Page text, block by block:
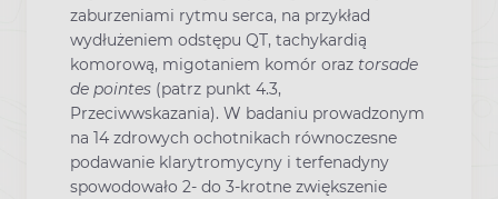
zaburzeniami rytmu serca, na przykład
wydłużeniem odstępu QT, tachykardią
komorową, migotaniem komór oraz torsade
de pointes (patrz punkt 4.3,
Przeciwwskazania). W badaniu prowadzonym
na 14 zdrowych ochotnikach równoczesne
podawanie klarytromycyny i terfenadyny
spowodowało 2- do 3-krotne zwiększenie